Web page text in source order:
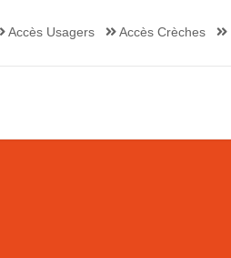
Accès Usagers Accès Crèches